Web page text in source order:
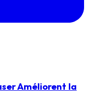
Améliorent la